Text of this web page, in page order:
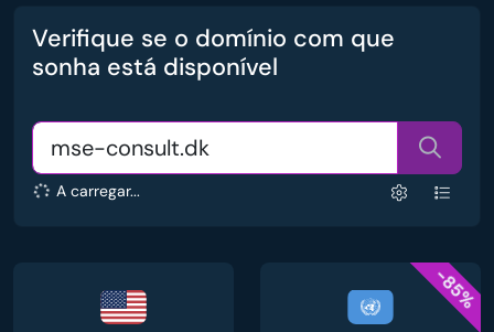
Verifique se o domínio com que
sonha está disponível
A carregar...
-85%